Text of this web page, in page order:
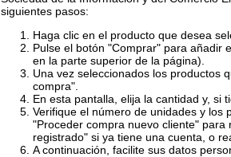
siguientes pasos:
Haga clic en el producto que desea
Pulse el botón "Comprar" para añadir
en la parte superior de la página).
Una vez seleccionados los productos
compra".
En esta pantalla, elija la cantidad y, si
Verifique el número de unidades y los
"Proceder compra nuevo cliente"
registrado" si ya tiene una cuenta, o
A continuación, facilite sus datos